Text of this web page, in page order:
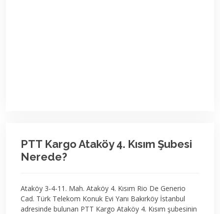
PTT Kargo Ataköy 4. Kısım Şubesi
Nerede?
Ataköy 3-4-11. Mah. Ataköy 4. Kısım Rio De Generio
Cad. Türk Telekom Konuk Evi Yanı Bakırköy İstanbul
adresinde bulunan PTT Kargo Ataköy 4. Kısım şubesinin